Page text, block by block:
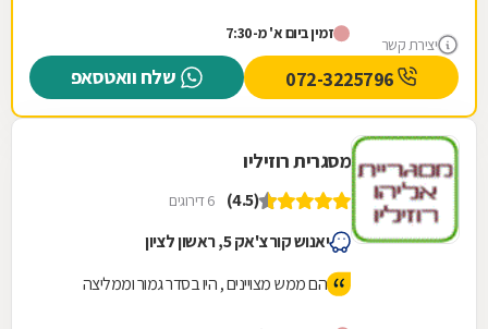
יצירת קשר
תוך חצי שעה מוצר שביקשתי וזאת ממש בזול.
טיב המוצר מעולה. כמו כן ביקרתי בחנות שלהם
עם מבחר ענק של רהיטי גן ועוד המון דברים
חיוניים. החנות נמצצת ברחוב הרכב 46.
זמין ביום א' מ-7:30
שלח וואטסאפ
מסגרית רוזיליו
(4.5) 6 דירוגים
יאנוש קורצ'אק 5, ראשון לציון
הם ממש מצויינים , היו בסדר גמור וממליצה